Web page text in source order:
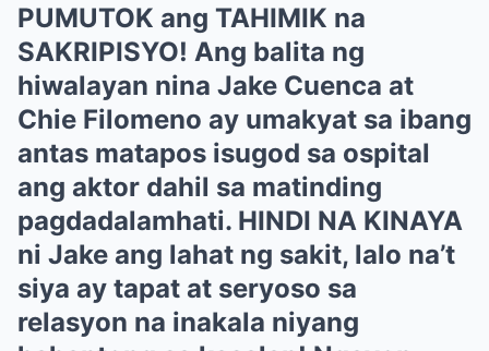
PUMUTOK ang TAHIMIK na
SAKRIPISYO! Ang balita ng
hiwalayan nina Jake Cuenca at
Chie Filomeno ay umakyat sa ibang
antas matapos isugod sa ospital
ang aktor dahil sa matinding
pagdadalamhati. HINDI NA KINAYA
ni Jake ang lahat ng sakit, lalo na’t
siya ay tapat at seryoso sa
relasyon na inakala niyang